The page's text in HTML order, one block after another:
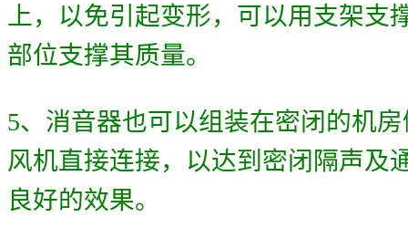
上，以免引起变形，可以用支架支
部位支撑其质量。
5、 消音器也可以组装在密闭的机
风机直接连接，以达到密闭隔声及
良好的效果。